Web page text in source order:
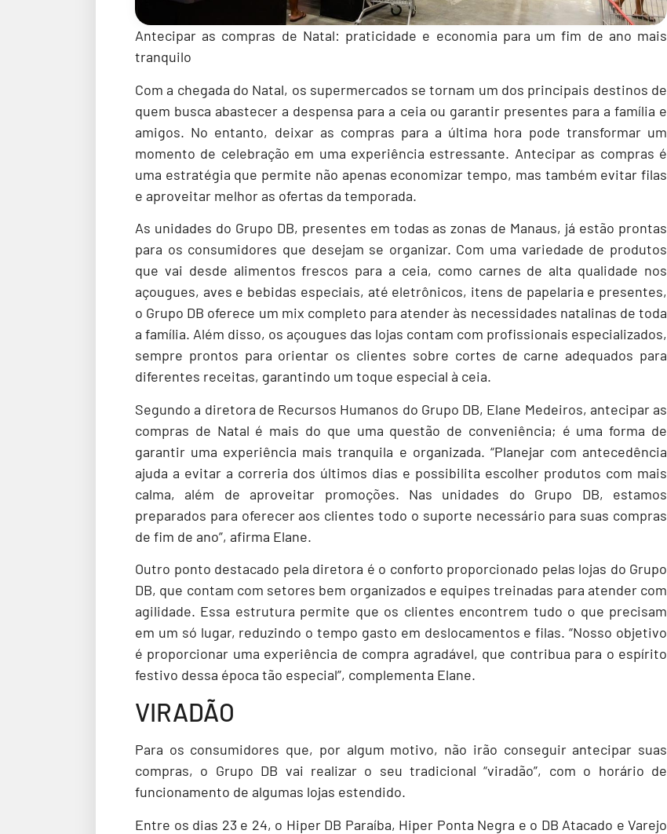
Antecipar as compras de Natal: praticidade e economia para um fim de ano mais
tranquilo
Com a chegada do Natal, os supermercados se tornam um dos principais destinos de
quem busca abastecer a despensa para a ceia ou garantir presentes para a família e
amigos. No entanto, deixar as compras para a última hora pode transformar um
momento de celebração em uma experiência estressante. Antecipar as compras é
uma estratégia que permite não apenas economizar tempo, mas também evitar filas
e aproveitar melhor as ofertas da temporada.
As unidades do Grupo DB, presentes em todas as zonas de Manaus, já estão prontas
para os consumidores que desejam se organizar. Com uma variedade de produtos
que vai desde alimentos frescos para a ceia, como carnes de alta qualidade nos
açougues, aves e bebidas especiais, até eletrônicos, itens de papelaria e presentes,
o Grupo DB oferece um mix completo para atender às necessidades natalinas de toda
a família. Além disso, os açougues das lojas contam com profissionais especializados,
sempre prontos para orientar os clientes sobre cortes de carne adequados para
diferentes receitas, garantindo um toque especial à ceia.
Segundo a diretora de Recursos Humanos do Grupo DB, Elane Medeiros, antecipar as
compras de Natal é mais do que uma questão de conveniência; é uma forma de
garantir uma experiência mais tranquila e organizada. “Planejar com antecedência
ajuda a evitar a correria dos últimos dias e possibilita escolher produtos com mais
calma, além de aproveitar promoções. Nas unidades do Grupo DB, estamos
preparados para oferecer aos clientes todo o suporte necessário para suas compras
de fim de ano”, afirma Elane.
Outro ponto destacado pela diretora é o conforto proporcionado pelas lojas do Grupo
DB, que contam com setores bem organizados e equipes treinadas para atender com
agilidade. Essa estrutura permite que os clientes encontrem tudo o que precisam
em um só lugar, reduzindo o tempo gasto em deslocamentos e filas. “Nosso objetivo
é proporcionar uma experiência de compra agradável, que contribua para o espírito
festivo dessa época tão especial”, complementa Elane.
VIRADÃO
Para os consumidores que, por algum motivo, não irão conseguir antecipar suas
compras, o Grupo DB vai realizar o seu tradicional “viradão”, com o horário de
funcionamento de algumas lojas estendido.
Entre os dias 23 e 24, o Hiper DB Paraíba, Hiper Ponta Negra e o DB Atacado e Varejo